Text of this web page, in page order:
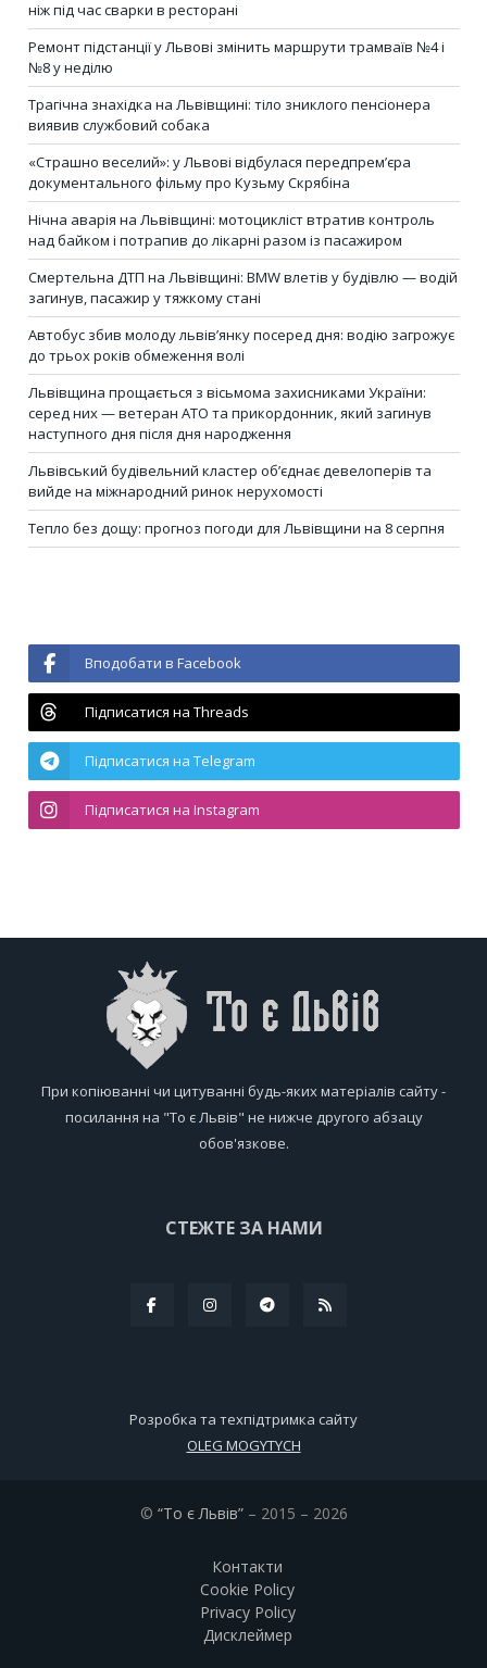
ніж під час сварки в ресторані
Ремонт підстанції у Львові змінить маршрути трамваїв №4 і
№8 у неділю
Трагічна знахідка на Львівщині: тіло зниклого пенсіонера
виявив службовий собака
«Страшно веселий»: у Львові відбулася передпрем’єра
документального фільму про Кузьму Скрябіна
Нічна аварія на Львівщині: мотоцикліст втратив контроль
над байком і потрапив до лікарні разом із пасажиром
Смертельна ДТП на Львівщині: BMW влетів у будівлю — водій
загинув, пасажир у тяжкому стані
Автобус збив молоду львів’янку посеред дня: водію загрожує
до трьох років обмеження волі
Львівщина прощається з вісьмома захисниками України:
серед них — ветеран АТО та прикордонник, який загинув
наступного дня після дня народження
Львівський будівельний кластер об’єднає девелоперів та
вийде на міжнародний ринок нерухомості
Тепло без дощу: прогноз погоди для Львівщини на 8 серпня
Вподобати в Facebook
Підписатися на Threads
Підписатися на Telegram
Підписатися на Instagram
При копіюванні чи цитуванні будь-яких матеріалів сайту -
посилання на "То є Львів" не нижче другого абзацу
обов'язкове.
СТЕЖТЕ ЗА НАМИ
Розробка та техпідтримка сайту
OLEG MOGYTYCH
© “То є Львів”– 2015 – 2026
Контакти
Cookie Policy
Privacy Policy
Дисклеймер